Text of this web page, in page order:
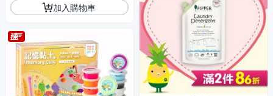
加入購物車